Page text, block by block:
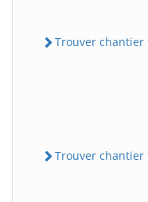
Trouver chantier
Trouver chantier